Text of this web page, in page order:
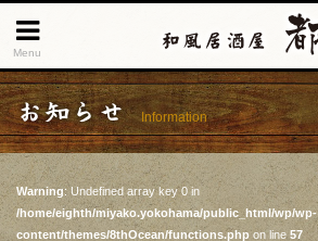
Menu
お知らせ Information
Warning: Undefined array key 0 in
/home/eighth/miyako.yokohama/public_html/wp/wp-
content/themes/8thOcean/functions.phpon line57